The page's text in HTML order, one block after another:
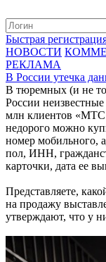
Быстрая
НОВОСТИ
РЕКЛАМА
В России утечка
В тюремных (и не
России
млн клиентов «МТС
недорого можно
номер мобильного,
пол, ИНН,
карточки, дата ее
Представляете,
на продажу
утверждают, что у